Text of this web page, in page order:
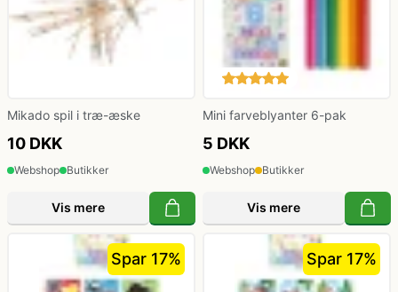
Mikado spil i træ-æske
10 DKK
Webshop Butikker
Vis mere
Mini farveblyanter 6-pak
5 DKK
Webshop Butikker
Vis mere
Spar 17% Spar 17%